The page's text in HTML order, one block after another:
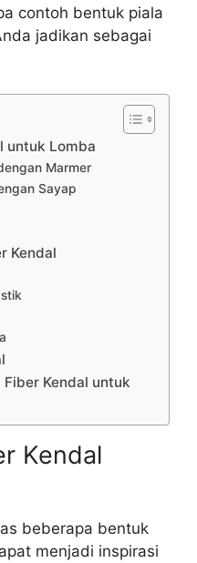
contoh bentuk piala
jadikan sebagai
untuk Lomba
Marmer
Sayap
Kendal
Kendal untuk
Kendal
beberapa bentuk
menjadi inspirasi